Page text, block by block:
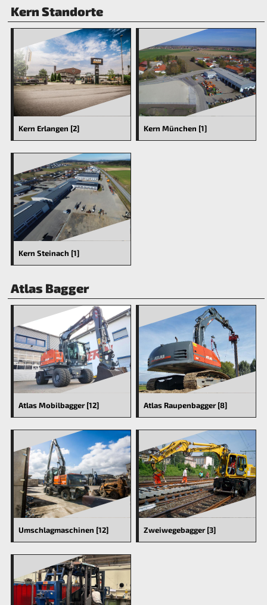
Kern Standorte
Kern Erlangen [2] Kern München [1]
Kern Steinach [1]
Atlas Bagger
Atlas Mobilbagger [12] Atlas Raupenbagger [8]
Umschlagmaschinen [12] Zweiwegebagger [3]